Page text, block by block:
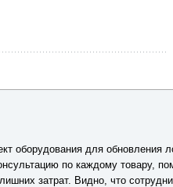
для обновления лодочной
каждому товару, помогли
Видно, что сотрудники